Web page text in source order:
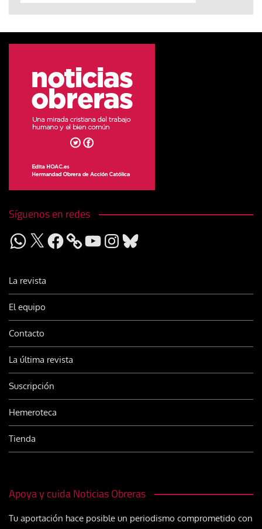
Síguenos en redes
WhatsApp
X Facebook YouTubeInstagram
Bluesky
La revista
El equipo
Contacto
La última revista
Suscripción
Hemeroteca
Tienda
Apoya y cuida Noticias Obreras
Tu aportación hace posible un periodismo comprometido con